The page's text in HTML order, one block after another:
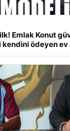
ilk! Emlak Konut
ödeyen ev